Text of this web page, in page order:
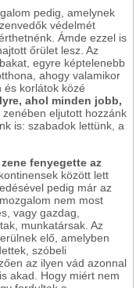
pedig, amelynek
védelmét
Ámde ezzel is
őrület lesz. Az
egyre képtelenebb
ahogy valamikor
és korlátok közé
ahol minden jobb,
zenében eljutott hozzánk
is: szabadok lettünk, a
fenyegette az
között lett
pedig már az
nem most
vagy gazdag,
munkatársak. Az
elő, amelyben
szóbeli
az ilyen vád azonnal
akad. Hogy miért nem